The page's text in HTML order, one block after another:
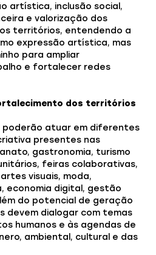
artística, inclusão social,
e valorização dos
territórios, entendendo a
expressão artística, mas
para ampliar
e fortalecer redes
dos territórios
poderão atuar em diferentes
presentes nas
gastronomia, turismo
feiras colaborativas,
visuais, moda,
economia digital, gestão
do potencial de geração
devem dialogar com temas
humanos e às agendas de
ambiental, cultural e das